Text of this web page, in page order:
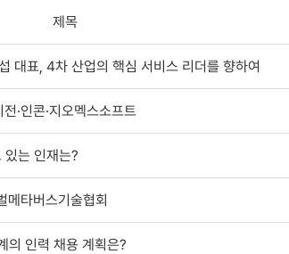
제목
대표, 4차 산업의 핵심 서비스 리더를 향하여
·인콘·지오멕스소프트
는 인재는?
메타버스기술협회
의 인력 채용 계획은?